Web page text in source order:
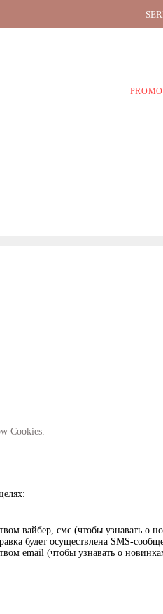
Cookies.
вайбер, смс (чтобы узнавать о
будет осуществлена SMS-
email (чтобы узнавать о